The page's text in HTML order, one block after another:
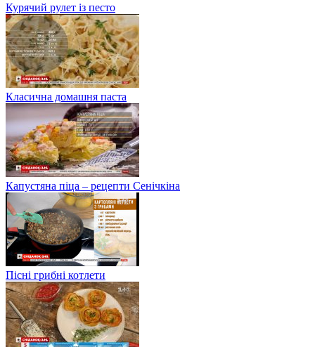
Курячий рулет із песто
Класична домашня паста
Капустяна піца – рецепти Сенічкіна
Пісні грибні котлети